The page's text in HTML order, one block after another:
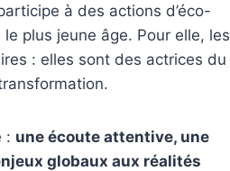
à des actions d’éco-
plus jeune âge. Pour elle, les
: elles sont des actrices du
: une écoute attentive, une
globaux aux réalités